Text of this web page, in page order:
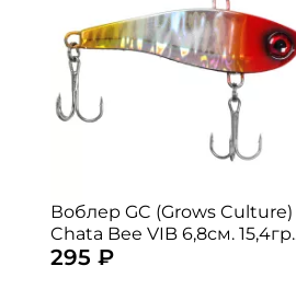
Воблер GC (Grows Culture)
Chata Bee VIB 6,8см. 15,4гр.
UV#06 sinking
295 ₽